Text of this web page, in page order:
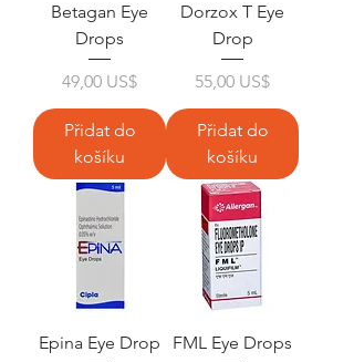
Betagan Eye
Drops
Cena
49,00 US$
Přidat do
košíku
Dorzox T Eye
Drop
Cena
55,00 US$
Přidat do
košíku
Epina Eye Drop
FML Eye Drops